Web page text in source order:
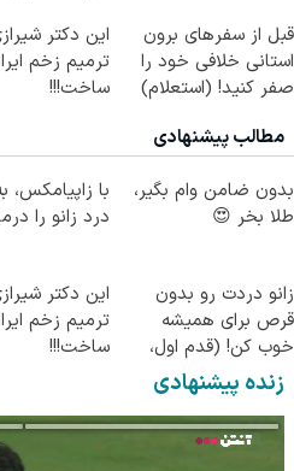
قبل از سفرهای برون
استانی خلافی خود را
صفر کنید! (استعلام)
این دکتر
ترمیم زخم
ساخت!!!
مطالب پیشنهادی
بدون ضامن وام بگیر،
طلا بخر 😍
با زاپیامکس،
درد زانو را
زانو دردت رو بدون
قرص برای همیشه
خوب کن! (قدم اول،
پرسش‌نامه)
این دکتر
ترمیم زخم
ساخت!!!
زنده پیشنهادی